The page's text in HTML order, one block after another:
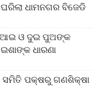
ଧାମନଗର ବିଜେଡି
ଓ ଦୁଇ ପୁଅଙ୍କ
ଧାରଣା
ସମିତି ପକ୍ଷରୁ ଗଣଶିକ୍ଷା